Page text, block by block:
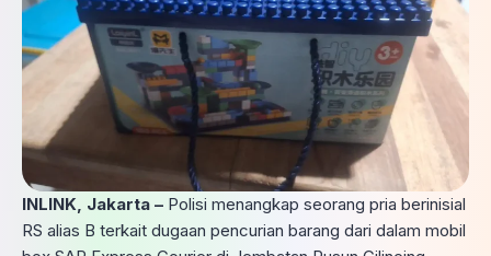
INLINK, Jakarta – Polisi menangkap seorang pria berinisial
RS alias B terkait dugaan pencurian barang dari dalam mobil